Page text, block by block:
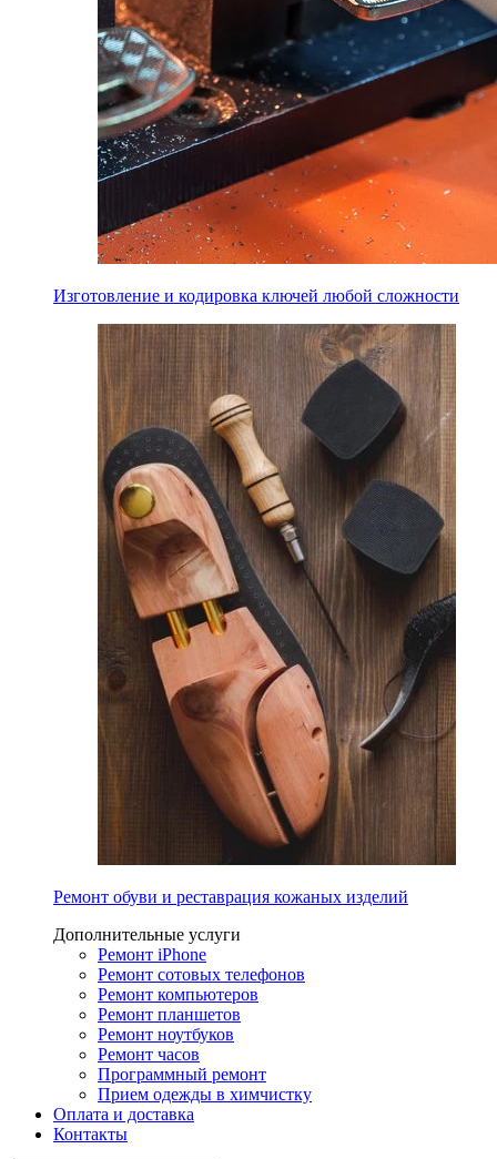
Изготовление и кодировка ключей любой сложности
Ремонт обуви и реставрация кожаных изделий
Дополнительные услуги
Ремонт iPhone
Ремонт сотовых телефонов
Ремонт компьютеров
Ремонт планшетов
Ремонт ноутбуков
Ремонт часов
Программный ремонт
Прием одежды в химчистку
Оплата и доставка
Контакты